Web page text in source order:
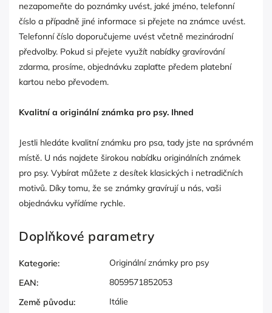
nezapomeňte do poznámky uvést, jaké jméno, telefonní
číslo a případně jiné informace si přejete na známce uvést.
Telefonní číslo doporučujeme uvést včetně mezinárodní
předvolby. Pokud si přejete využít nabídky gravírování
zdarma, prosíme, objednávku zaplaťte předem platební
kartou nebo převodem.
Kvalitní a originální známka pro psy. Ihned
Jestli hledáte kvalitní známku pro psa, tady jste na správném
místě. U nás najdete širokou nabídku originálních známek
pro psy. Vybírat můžete z desítek klasických i netradičních
motivů. Díky tomu, že se známky gravírují u nás, vaši
objednávku vyřídíme rychle.
Doplňkové parametry
Kategorie:
Originální známky pro psy
EAN:
8059571852053
Země původu: Itálie